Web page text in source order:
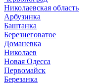
Николаевская область
Арбузинка
Баштанка
Березнеговатое
Доманевка
Николаев
Новая Одесса
Первомайск
Березанка